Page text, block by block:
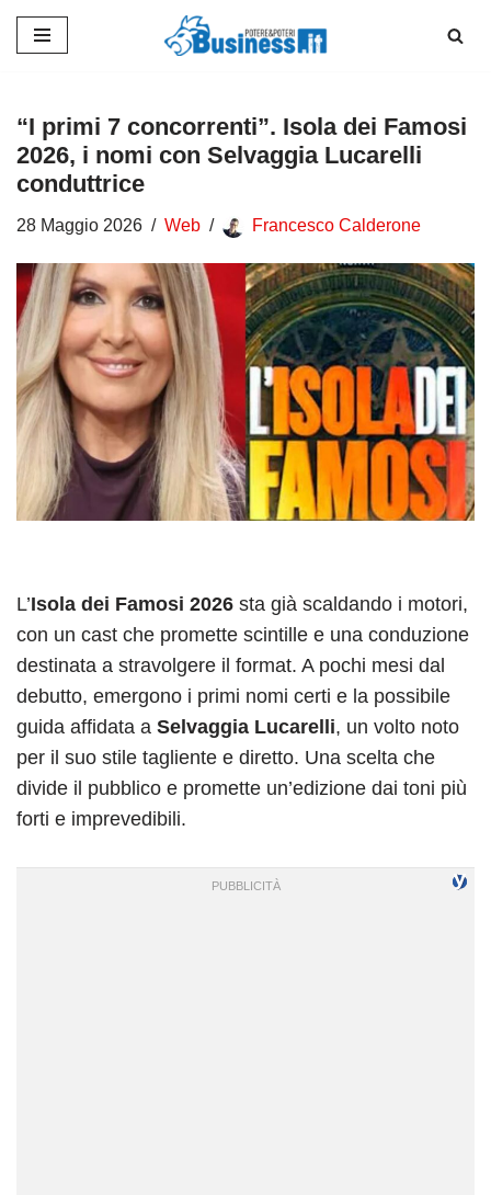
contenuto
“I primi 7 concorrenti”. Isola dei Famosi
2026, i nomi con Selvaggia Lucarelli
conduttrice
28 Maggio 2026 Web Francesco Calderone
L’Isola dei Famosi 2026 sta già scaldando i motori,
con un cast che promette scintille e una conduzione
destinata a stravolgere il format. A pochi mesi dal
debutto, emergono i primi nomi certi e la possibile
guida affidata a Selvaggia Lucarelli, un volto noto
per il suo stile tagliente e diretto. Una scelta che
divide il pubblico e promette un’edizione dai toni più
forti e imprevedibili.